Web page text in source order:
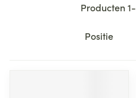
Producten1-
Sorteer op: